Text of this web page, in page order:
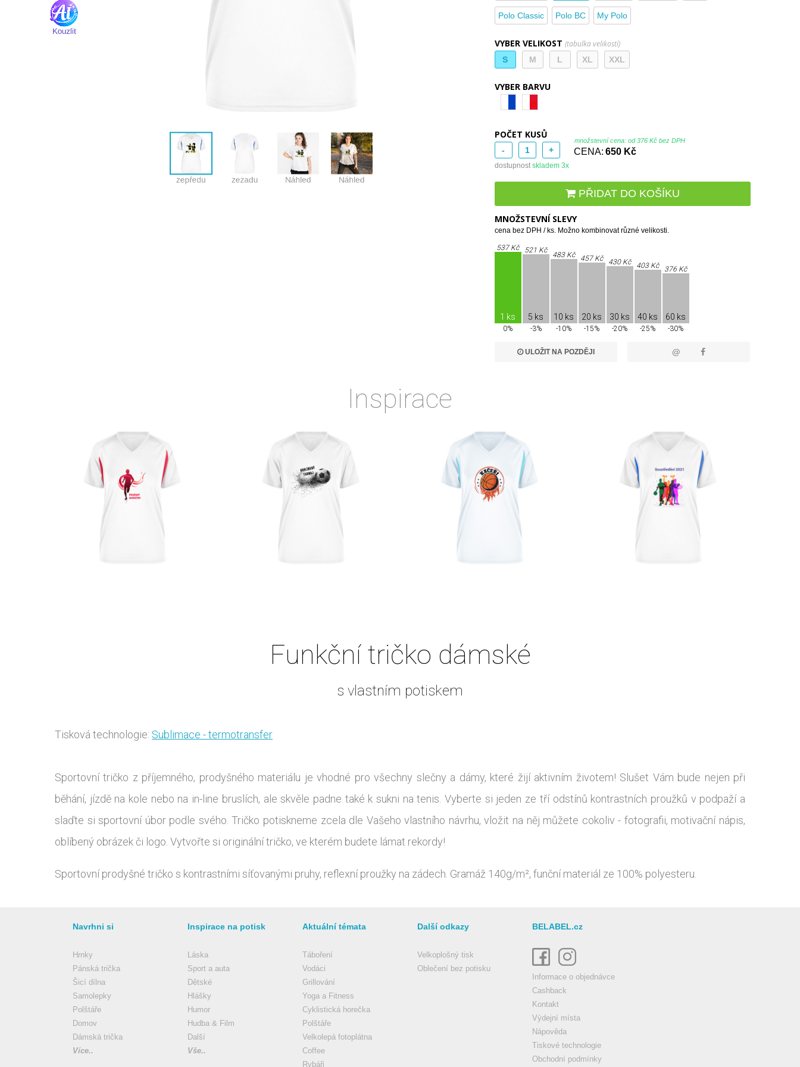
Polo Classic Polo BC My Polo
VYBER VELIKOST (tabulka velikostí)
S M L XL XXL
VYBER BARVU
POČET KUSŮ
množstevní cena: od376 Kč bez DPH
- + CENA: 650 Kč
dostupnostskladem 3x
PŘIDAT DO KOŠÍKU
MNOŽSTEVNÍ SLEVY
cena bez DPH / ks. Možno kombinovat různé velikosti.
537 Kč
1 ks
0%
521 Kč
5 ks
-3%
483 Kč
10 ks
-10%
457 Kč
20 ks
-15%
430 Kč
30 ks
-20%
403 Kč
40 ks
-25%
376 Kč
60 ks
-30%
ULOŽIT NA POZDĚJI @
Inspirace
Funkční tričko dámské
s vlastním potiskem
Tisková technologie: Sublimace - termotransfer
Sportovní tričko z příjemného, prodyšného materiálu je vhodné pro všechny slečny a dámy, které žijí aktivním životem! Slušet Vám bude nejen při
běhání, jízdě na kole nebo na in-line bruslích, ale skvěle padne také k sukni na tenis. Vyberte si jeden ze tří odstínů kontrastních proužků v podpaží a
slaďte si sportovní úbor podle svého. Tričko potiskneme zcela dle Vašeho vlastního návrhu, vložit na něj můžete cokoliv - fotografii, motivační nápis,
oblíbený obrázek či logo. Vytvořte si originální tričko, ve kterém budete lámat rekordy!
Sportovní prodyšné tričko s kontrastními síťovanými pruhy, reflexní proužky na zádech. Gramáž 140g/m², funční materiál ze 100% polyesteru.
Navrhni si
Hrnky
Pánská trička
Šicí dílna
Samolepky
Polštáře
Domov
Dámská trička
Více..
Inspirace na potisk
Láska
Sport a auta
Dětské
Hlášky
Humor
Hudba & Film
Další
Vše..
Aktuální témata
Táboření
Vodáci
Grillování
Yoga a Fitness
Cyklistická horečka
Polštáře
Velkolepá fotoplátna
Coffee
Rybáři
Další odkazy
Velkoplošný tisk
Oblečení bez potisku
BELABEL.cz
Informace o objednávce
Cashback
Kontakt
Výdejní místa
Nápověda
Tiskové technologie
Obchodní podmínky